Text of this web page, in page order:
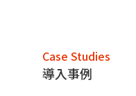
Case Studies
導入事例